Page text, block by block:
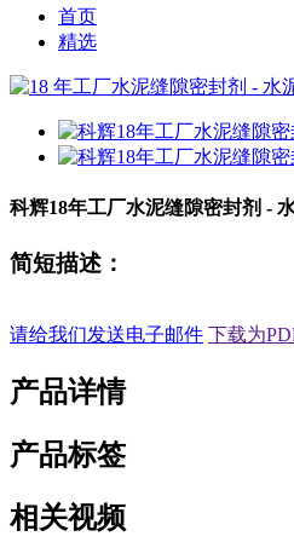
首页
精选
科辉18年工厂水泥缝隙密封剂 -
简短描述：
请给我们发送电子邮件 下载为
产品详情
产品标签
相关视频